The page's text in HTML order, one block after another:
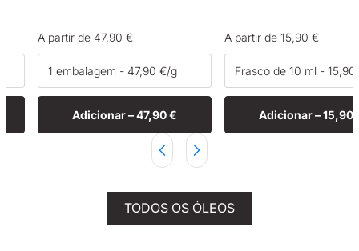
Preço
normal
A partir de 47,90 €
Adicionar –47,90 €
Preço
normal
A partir de 15,90 €
Adicionar –15,90
TODOS OS ÓLEOS